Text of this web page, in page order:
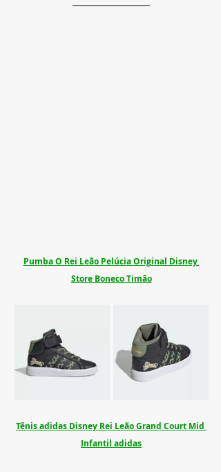
Pumba O Rei Leão Pelúcia Original Disney
Store Boneco Timão
Tênis adidas Disney Rei Leão Grand Court Mid
Infantil adidas